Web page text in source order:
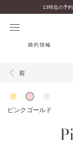
婚約指輪
前
ピンクゴールド